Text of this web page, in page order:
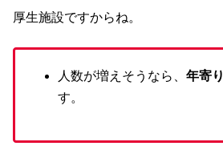
厚生施設ですからね。
人数が増えそうなら、年寄り
す。